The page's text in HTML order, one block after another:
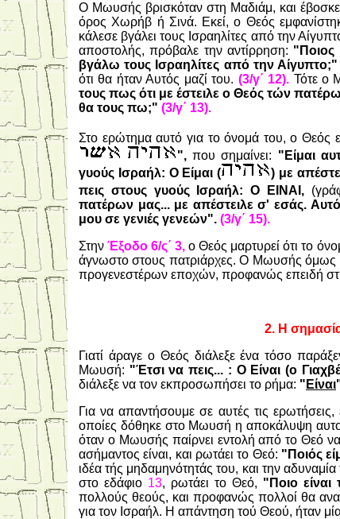
Ο Μωυσής βρισκόταν στη Μαδιάμ, και
όρος Χωρήβ ή Σινά. Εκεί, ο Θεός
κάλεσε βγάλει τους Ισραηλίτες από την
αποστολής, πρόβαλε την αντίρρηση:
βγάλω τους Ισραηλίτες από την
ότι θα ήταν Αυτός μαζί του. (3/γ΄ 12). Τότε ο
τους πως ότι με έστειλε ο Θεός τών
θα τους πω;" (3/γ΄ 13).
Στο ερώτημα αυτό για το όνομά του, ο Θεός
", που σημαίνει: "Είμαι
γυούς Ισραήλ: Ο Είμαι( ) με
πεις στους γυούς Ισραήλ: Ο ΕΙΝΑΙ,
πατέρων μας... με απέστειλε σ' εσάς.
μου σε γενιές γενεών". (3/γ΄ 15).
Στην Έξοδο 6/ς΄ 3, ο Θεός μαρτυρεί ότι το
άγνωστο στους πατριάρχες. Ο Μωυσής όμως
προγενεστέρων εποχών, προφανώς επειδή
2. Η
Γιατί άραγε ο Θεός διάλεξε ένα τόσο
Μωυσή: "Έτσι να πεις... : Ο Είναι (ο
διάλεξε να τον εκπροσωπήσει το ρήμα: " Είναι
Για να απαντήσουμε σε αυτές τις
οποίες δόθηκε στο Μωυσή η αποκάλυψη
όταν ο Μωυσής παίρνει εντολή από το Θεό
ασήμαντος είναι, και ρωτάει το Θεό: "Ποιός
ιδέα τής μηδαμηνότητάς του, και την
στο εδάφιο 13, ρωτάει το Θεό, "Ποιο
πολλούς θεούς, και προφανώς πολλοί θα
για τον Ισραήλ. Η απάντηση τού Θεού, ήταν